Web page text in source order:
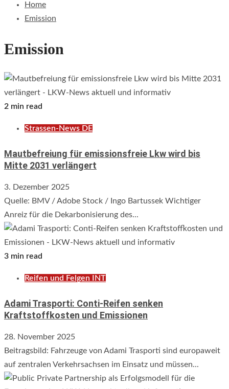
Home
Emission
Emission
2 min read
Strassen-News DE
Mautbefreiung für emissionsfreie Lkw wird bis
Mitte 2031 verlängert
3. Dezember 2025
Quelle: BMV / Adobe Stock / Ingo Bartussek Wichtiger
Anreiz für die Dekarbonisierung des...
3 min read
Reifen und Felgen INT
Adami Trasporti: Conti-Reifen senken
Kraftstoffkosten und Emissionen
28. November 2025
Beitragsbild: Fahrzeuge von Adami Trasporti sind europaweit
auf zentralen Verkehrsachsen im Einsatz und müssen...